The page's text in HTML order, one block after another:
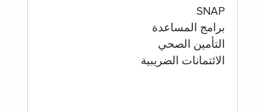
SNAP
برامج المساعدة
التأمين الصحي
الائتمانات الضريبية